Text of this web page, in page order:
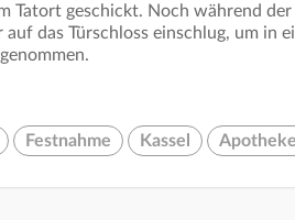
Tatort geschickt. Noch während
auf das Türschloss einschlug, um in
Festnahme Kassel Apotheke